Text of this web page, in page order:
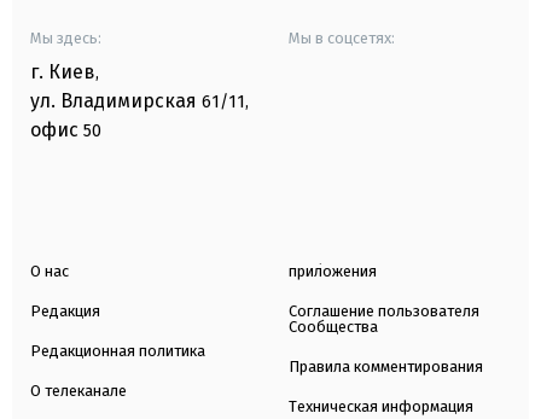
Мы здесь:
г. Киев,
ул. Владимирская 61/11,
офис 50
Мы в соцсетях:
О нас
Редакция
Редакционная политика
О телеканале
приложения
Соглашение пользователя
Сообщества
Правила комментирования
Техническая информация